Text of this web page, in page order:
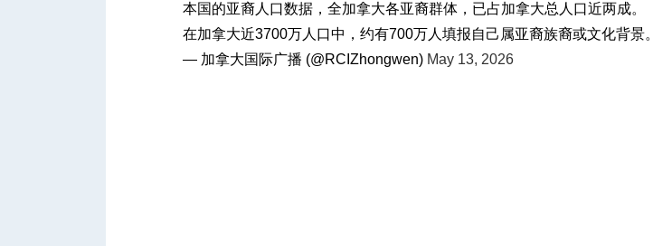
本国的亚裔人口数据，全加拿大各亚裔群体，已占加拿大总人口近两成。
在加拿大近3700万人口中，约有700万人填报自己属亚裔族裔或文化背景。
— 加拿大国际广播 (@RCIZhongwen) May 13, 2026